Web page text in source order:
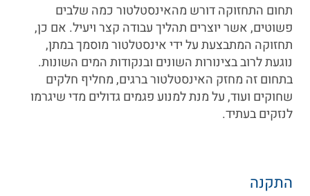
תחום התחזוקה דורש מהאינסטלטור כמה שלבים
פשוטים, אשר יוצרים תהליך עבודה קצר ויעיל. אם כן,
תחזוקה המתבצעת על ידי אינסטלטור מוסמך במתן,
נוגעת לרוב בצינורות השונים ובנקודות המים השונות.
בתחום זה מחזק האינסטלטור ברגים, מחליף חלקים
שחוקים ועוד, על מנת למנוע פגמים גדולים מדי שיגרמו
לנזקים בעתיד.
התקנה